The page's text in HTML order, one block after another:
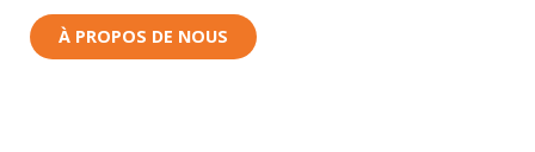
À PROPOS DE NOUS